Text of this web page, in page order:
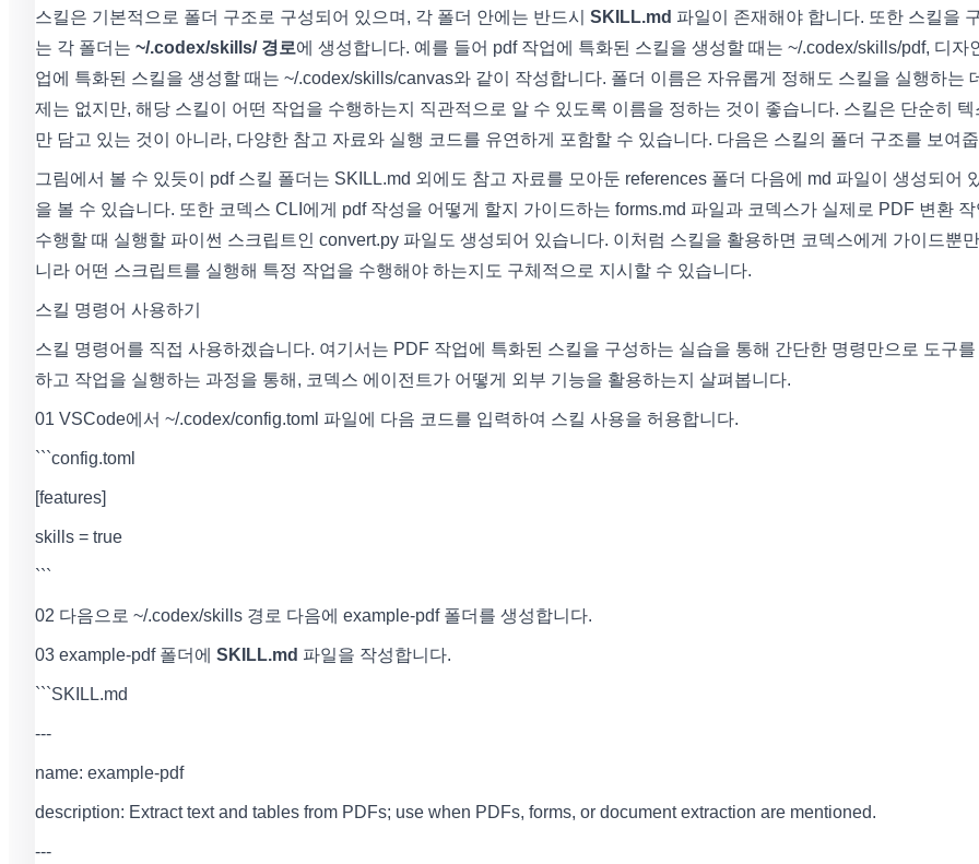
스킬은 기본적으로 폴더 구조로 구성되어 있으며, 각 폴더 안에는 반드시 SKILL.md 파일이 존재해야 합니다. 또한 스킬을
는 각 폴더는 ~/.codex/skills/ 경로에 생성합니다. 예를 들어 pdf 작업에 특화된 스킬을 생성할 때는 ~/.codex/skills/pdf, 디자
업에 특화된 스킬을 생성할 때는 ~/.codex/skills/canvas와 같이 작성합니다. 폴더 이름은 자유롭게 정해도 스킬을 실행하는
제는 없지만, 해당 스킬이 어떤 작업을 수행하는지 직관적으로 알 수 있도록 이름을 정하는 것이 좋습니다. 스킬은 단순히 텍
만 담고 있는 것이 아니라, 다양한 참고 자료와 실행 코드를 유연하게 포함할 수 있습니다. 다음은 스킬의 폴더 구조를 보여
그림에서 볼 수 있듯이 pdf 스킬 폴더는 SKILL.md 외에도 참고 자료를 모아둔 references 폴더 다음에 md 파일이 생성되어
을 볼 수 있습니다. 또한 코덱스 CLI에게 pdf 작성을 어떻게 할지 가이드하는 forms.md 파일과 코덱스가 실제로 PDF 변환 작
수행할 때 실행할 파이썬 스크립트인 convert.py 파일도 생성되어 있습니다. 이처럼 스킬을 활용하면 코덱스에게 가이드뿐
니라 어떤 스크립트를 실행해 특정 작업을 수행해야 하는지도 구체적으로 지시할 수 있습니다.
스킬 명령어 사용하기
스킬 명령어를 직접 사용하겠습니다. 여기서는 PDF 작업에 특화된 스킬을 구성하는 실습을 통해 간단한 명령만으로 도구를
하고 작업을 실행하는 과정을 통해, 코덱스 에이전트가 어떻게 외부 기능을 활용하는지 살펴봅니다.
01 VSCode에서 ~/.codex/config.toml 파일에 다음 코드를 입력하여 스킬 사용을 허용합니다.
```config.toml
[features]
skills = true
```
02 다음으로 ~/.codex/skills 경로 다음에 example-pdf 폴더를 생성합니다.
03 example-pdf 폴더에 SKILL.md 파일을 작성합니다.
```SKILL.md
---
name: example-pdf
description: Extract text and tables from PDFs; use when PDFs, forms, or document extraction are mentioned.
---